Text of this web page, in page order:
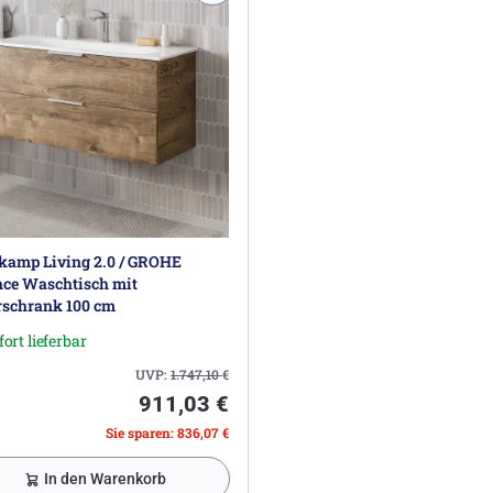
Living 2.0 / GROHE
Waschtisch mit
100 cm
lieferbar
UVP:1.747,10€
911,03 €
Sie sparen: 836,07 €
In den Warenkorb